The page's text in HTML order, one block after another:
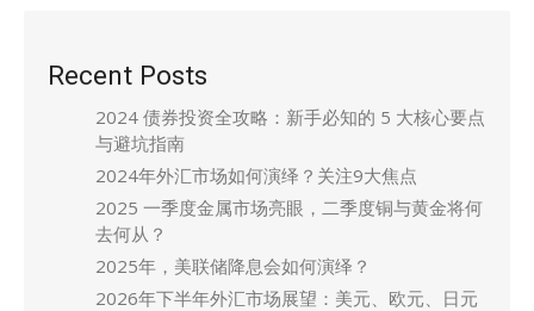
Recent Posts
2024 债券投资全攻略：新手必知的 5 大核心要点
与避坑指南
2024年外汇市场如何演绎？关注9大焦点
2025 一季度金属市场亮眼，二季度铜与黄金将何
去何从？
2025年，美联储降息会如何演绎？
2026年下半年外汇市场展望：美元、欧元、日元